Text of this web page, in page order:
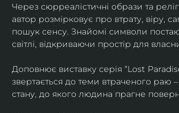
Через сюрреалістичні образи та
автор розмірковує про втрату, віру,
пошук сенсу. Знайомі символи
світлі, відкриваючи простір для
Доповнює виставку серія “Lost
звертається до теми втраченого раю
стану, до якого людина прагне